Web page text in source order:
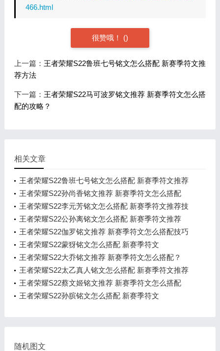
466.html
很赞哦！ ()
上一篇： 王者荣耀S22鲁班七号铭文怎么搭配 新赛季符文推
荐方法
下一篇： 王者荣耀S22马可波罗铭文推荐 新赛季符文怎么搭
配的攻略？
相关文章
王者荣耀S22鲁班七号铭文怎么搭配 新赛季符文推荐
方法
王者荣耀S22孙尚香铭文推荐 新赛季符文怎么搭配
王者荣耀S22李元芳铭文怎么搭配 新赛季符文推荐技
巧
王者荣耀S22公孙离铭文怎么搭配 新赛季符文推荐
王者荣耀S22伽罗铭文推荐 新赛季符文怎么搭配技巧
王者荣耀S22蒙犽铭文怎么搭配 新赛季符文
王者荣耀S22大乔铭文推荐 新赛季符文怎么搭配？
王者荣耀S22太乙真人铭文怎么搭配 新赛季符文推荐
王者荣耀S22蔡文姬铭文推荐 新赛季符文怎么搭配
王者荣耀S22孙膑铭文怎么搭配 新赛季符文
随机图文